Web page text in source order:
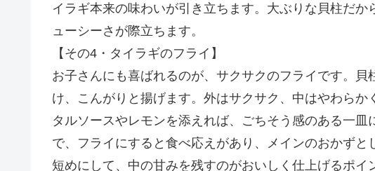
イラギ本来の味わいが引き立ちます。大ぶりな貝柱だ
ューシーさが際立ちます。
【その4・タイラギのフライ】
お子さんにも喜ばれるのが、サクサクのフライです。
け、こんがりと揚げます。外はサクサク、中はやわら
タルソースやレモンを添えれば、ごちそう感のある一
で、フライにすると食べ応えがあり、メインのおかず
短めにして、中の甘みを残すのがおいしく仕上げるポイ